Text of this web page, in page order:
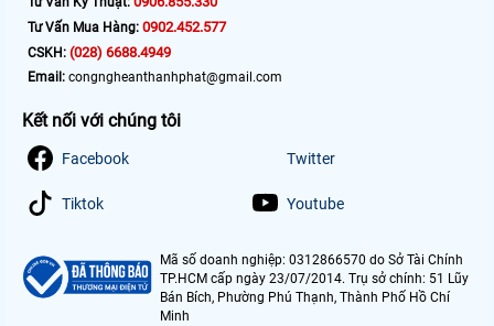
Tư Vấn Mua Hàng: 0902.452.577
CSKH: (028) 6688.4949
Email: congngheanthanhphat@gmail.com
Kết nối với chúng tôi
Facebook Twitter
Tiktok Youtube
Mã số doanh nghiệp: 0312866570 do Sở Tài Chính
TP.HCM cấp ngày 23/07/2014. Trụ sở chính: 51 Lũy
Bán Bích, Phường Phú Thạnh, Thành Phố Hồ Chí
Minh